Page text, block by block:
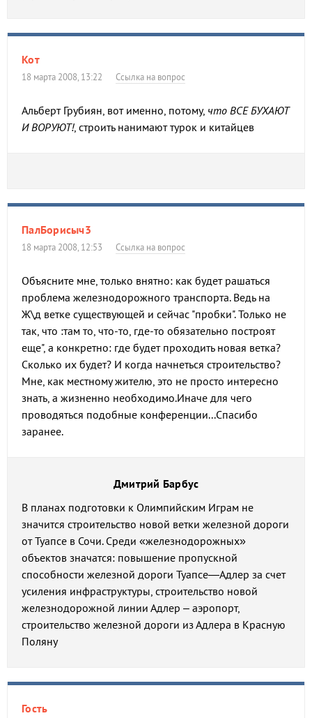
Кот
18 марта 2008, 13:22 Ссылка на вопрос
Альберт Грубиян, вот именно, потому, что ВСЕ БУХАЮТ
И ВОРУЮТ!, строить нанимают турок и китайцев
ПалБорисыч3
18 марта 2008, 12:53 Ссылка на вопрос
Объясните мне, только внятно: как будет рашаться
проблема железнодорожного транспорта. Ведь на
Ж\д ветке существующей и сейчас "пробки". Только не
так, что :там то, что-то, где-то обязательно построят
еще", а конкретно: где будет проходить новая ветка?
Сколько их будет? И когда начнеться строительство?
Мне, как местному жителю, это не просто интересно
знать, а жизненно необходимо.Иначе для чего
проводяться подобные конференции...Спасибо
заранее.
Дмитрий Барбус
В планах подготовки к Олимпийским Играм не
значится строительство новой ветки железной дороги
от Туапсе в Сочи. Среди «железнодорожных»
объектов значатся: повышение пропускной
способности железной дороги Туапсе—Адлер за счет
усиления инфраструктуры, строительство новой
железнодорожной линии Адлер – аэропорт,
строительство железной дороги из Адлера в Красную
Поляну
Гость